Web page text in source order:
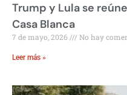
Trump y Lula se
Casa Blanca
7 de mayo, 2026 No hay
Leer más »